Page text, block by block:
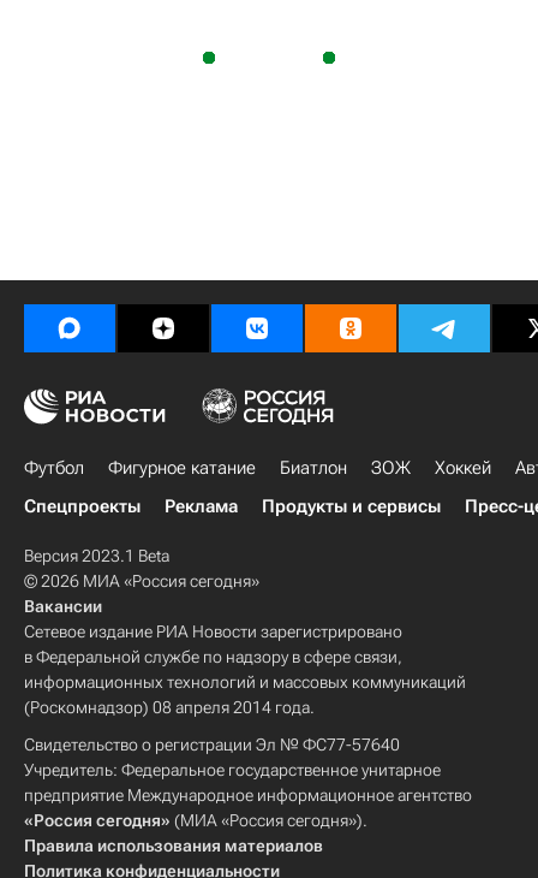
Футбол Фигурное катание Биатлон ЗОЖ Хоккей
Спецпроекты
Реклама Продукты и сервисы Пресс-
Версия 2023.1 Beta
© 2026 МИА «Россия сегодня»
Вакансии
Сетевое издание РИА Новости зарегистрировано
в Федеральной службе по надзору в сфере связи,
информационных технологий и массовых коммуникаций
(Роскомнадзор) 08 апреля 2014 года.
Свидетельство о регистрации Эл № ФС77-57640
Учредитель: Федеральное государственное унитарное
предприятие Международное информационное агентство
«Россия сегодня» (МИА «Россия сегодня»).
Правила использования материалов
Политика конфиденциальности